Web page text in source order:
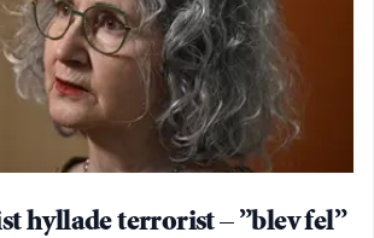
hyllade terrorist – ”blev fel”